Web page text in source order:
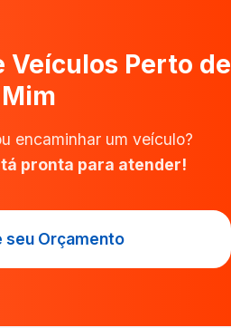
Veículos Perto de
Mim
encaminhar um veículo?
pronta para atender!
seu Orçamento